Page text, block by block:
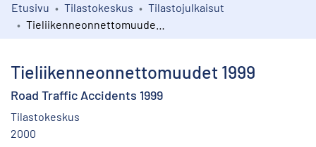
Kokoelmat
Etusivu Tilastokeskus
Tilastojulkaisut
Tieliikenneonnettomuudet 1999
Road Traffic Accidents 1999
Tilastokeskus
2000